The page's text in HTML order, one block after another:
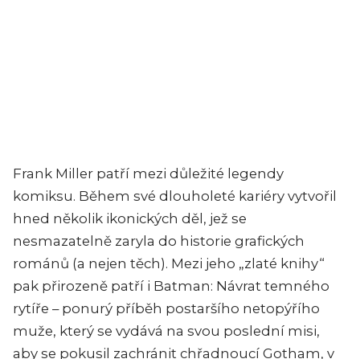
Frank Miller patří mezi důležité legendy
komiksu. Během své dlouholeté kariéry vytvořil
hned několik ikonických děl, jež se
nesmazatelně zaryla do historie grafických
románů (a nejen těch). Mezi jeho „zlaté knihy“
pak přirozeně patří i Batman: Návrat temného
rytíře – ponurý příběh postaršího netopýřího
muže, který se vydává na svou poslední misi,
aby se pokusil zachránit chřadnoucí Gotham, v